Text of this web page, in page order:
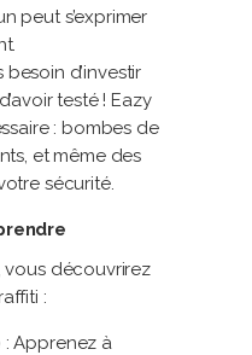
peut s’exprimer
besoin d’investir
testé ! Eazy
: bombes de
et même des
sécurité.
vous découvrirez
:
: Apprenez à